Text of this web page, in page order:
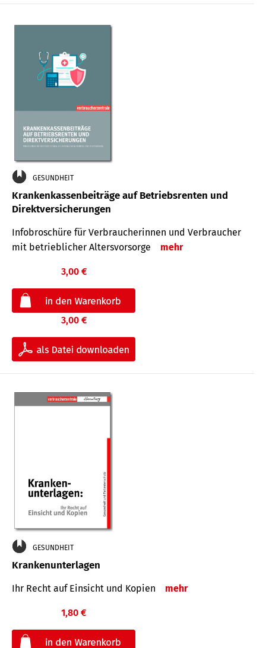
GESUNDHEIT
Krankenkassenbeiträge auf Betriebsrenten und
Direktversicherungen
Infobroschüre für Verbraucherinnen und Verbraucher
mit betrieblicher Altersvorsorge
mehr
3,00 €
3,00 €
GESUNDHEIT
Krankenunterlagen
Ihr Recht auf Einsicht und Kopien mehr
1,80 €